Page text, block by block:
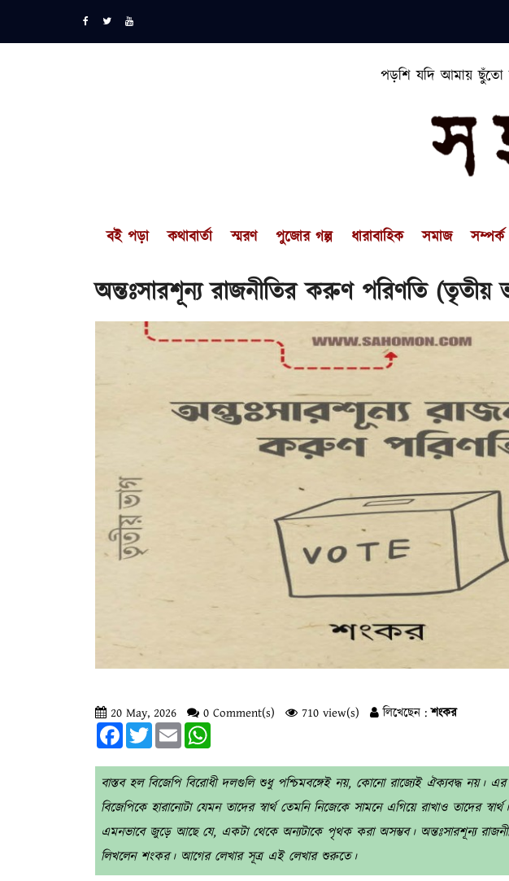
পড়শি যদি আমায় ছুঁতো
বই পড়া কথাবার্তা স্মরণ পুজোর গল্প ধারাবাহিক সমাজ সম্পর্ক
অন্তঃসারশূন্য রাজনীতির করুণ পরিণতি (তৃতীয়
20 May, 2026 0 Comment(s) 710 view(s) লিখেছেন :শংকর
FacebookTwitterEmail
বাস্তব হল বিজেপি বিরোধী দলগুলি শুধু পশ্চিমবঙ্গেই নয়, কোনো রাজ্যেই ঐক্যবদ্ধ নয়। এর
বিজেপিকে হারানোটা যেমন তাদের স্বার্থ তেমনি নিজেকে সামনে এগিয়ে রাখাও তাদের
এমনভাবে জুড়ে আছে যে, একটা থেকে অন্যটাকে পৃথক করা অসম্ভব। অন্তঃসারশূন্য
লিখলেন শংকর। আগের লেখার সূত্র এই লেখার শুরুতে।